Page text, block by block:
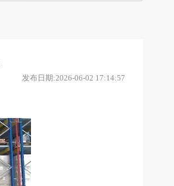
发布日期:2026-06-02 17:14:57